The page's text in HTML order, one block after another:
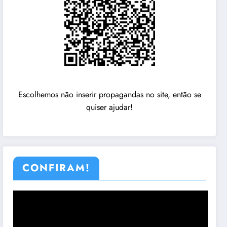
Escolhemos não inserir propagandas no site, então se
quiser ajudar!
CONFIRAM!